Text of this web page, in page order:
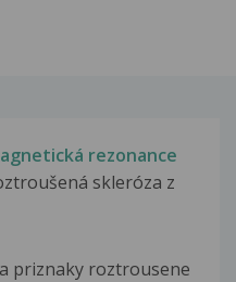
rezonance
skleróza z
priznaky roztrousene